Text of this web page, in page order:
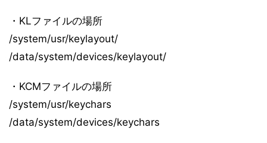
・KLファイルの場所
/system/usr/keylayout/
/data/system/devices/keylayout/
・KCMファイルの場所
/system/usr/keychars
/data/system/devices/keychars